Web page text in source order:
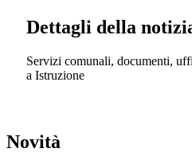
Dettagli della
Servizi comunali, documenti,
a Istruzione
Novità